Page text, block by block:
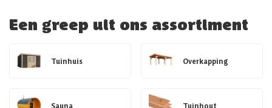
Een greep uit ons assortiment
Tuinhuis Overkapping
Sauna Tuinhout